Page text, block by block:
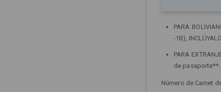
PARA
-1B),
PARA
de pasaporte**.
Número de Carnet